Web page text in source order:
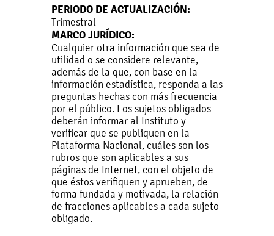
PERIODO DE ACTUALIZACIÓN:
Trimestral
MARCO JURÍDICO:
Cualquier otra información que sea de
utilidad o se considere relevante,
además de la que, con base en la
información estadística, responda a las
preguntas hechas con más frecuencia
por el público. Los sujetos obligados
deberán informar al Instituto y
verificar que se publiquen en la
Plataforma Nacional, cuáles son los
rubros que son aplicables a sus
páginas de Internet, con el objeto de
que éstos verifiquen y aprueben, de
forma fundada y motivada, la relación
de fracciones aplicables a cada sujeto
obligado.